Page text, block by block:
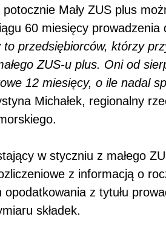
Mały ZUS plus
60 miesięcy prowadzenia
to przedsiębiorców, którzy
ZUS-u plus. Oni od
12 miesięcy, o ile nadal
Michałek, regionalny
w styczniu z małego
z informacją o
z tytułu
składek.